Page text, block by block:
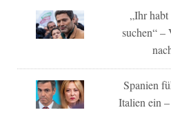
„Ihr
suchen“ –
Spanien
Italien ein